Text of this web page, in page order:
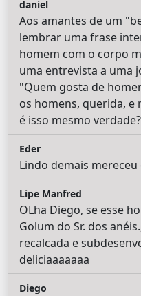
daniel
Aos amantes de um
lembrar uma frase
homem com o corpo
uma entrevista a uma
"Quem gosta de
os homens, querida, e
é isso mesmo
Eder
Lindo demais
Lipe Manfred
OLha Diego, se esse
Golum do Sr. dos
recalcada e
deliciaaaaaaa
Diego